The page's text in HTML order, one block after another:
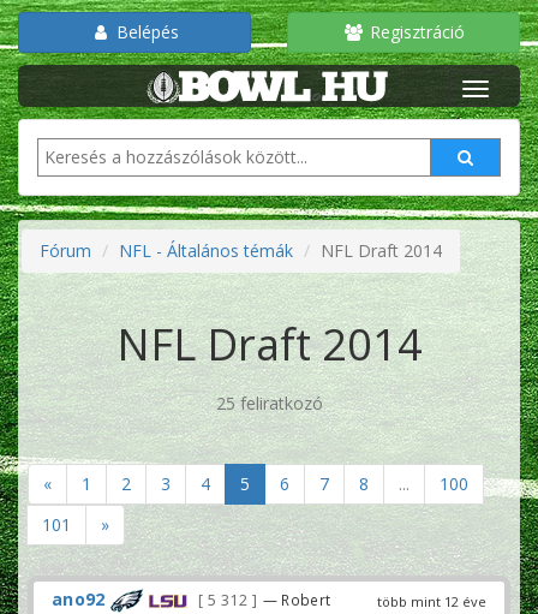
Belépés Regisztráció
Fórum NFL - Általános témák NFL Draft 2014
NFL Draft 2014
25 feliratkozó
« 1 2 3 4 5 6 7 8 ...
100
101
»
több mint 12 éve
ano92 5 312
— Robert